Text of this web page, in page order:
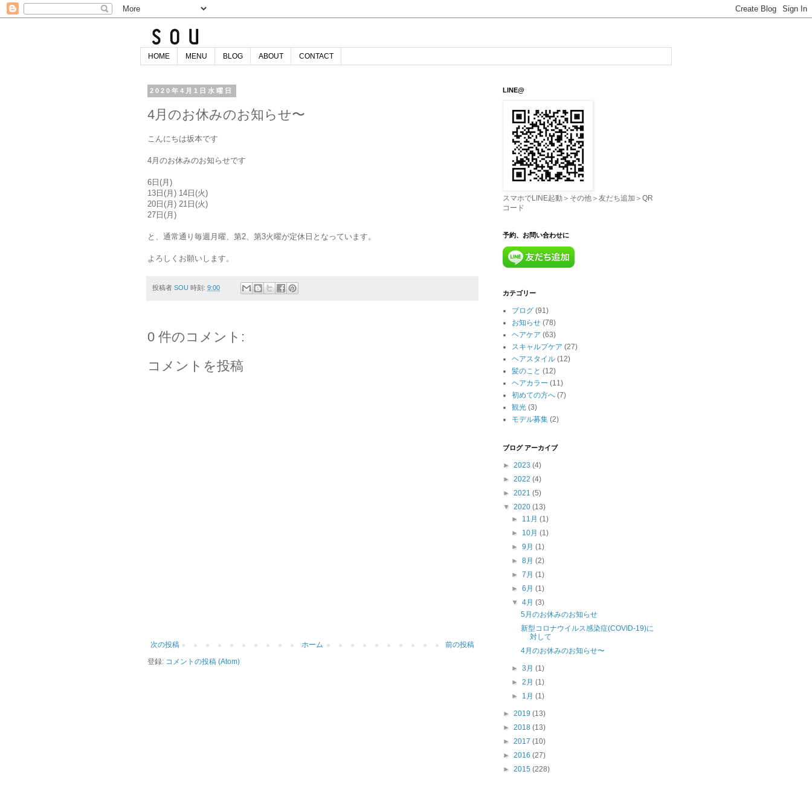
HOME MENU BLOG ABOUT CONTACT
2020年4月1日水曜日
4月のお休みのお知らせ〜
こんにちは坂本です
4月のお休みのお知らせです
6日(月)
13日(月) 14日(火)
20日(月) 21日(火)
27日(月)
と、通常通り毎週月曜、第2、第3火曜が定休日となっています。
よろしくお願いします。
投稿者 SOU 時刻: 9:00
0 件のコメント:
コメントを投稿
次の投稿 前の投稿
ホーム
登録: コメントの投稿 (Atom)
LINE@
スマホでLINE起動＞その他＞友だち追加＞QR
コード
予約、お問い合わせに
カテゴリー
ブログ (91)
お知らせ (78)
ヘアケア (63)
スキャルプケア (27)
ヘアスタイル (12)
髪のこと (12)
ヘアカラー (11)
初めての方へ (7)
観光 (3)
モデル募集 (2)
ブログ アーカイブ
► 2023 (4)
► 2022 (4)
► 2021 (5)
▼ 2020 (13)
► 11月(1)
► 10月(1)
►9月(1)
►8月(2)
►7月(1)
►6月(1)
▼4月(3)
5月のお休みのお知らせ
新型コロナウイルス感染症(COVID-19)に
対して
4月のお休みのお知らせ〜
►3月(1)
►2月(1)
► 1月(1)
► 2019 (13)
► 2018 (13)
► 2017 (10)
► 2016 (27)
► 2015 (228)